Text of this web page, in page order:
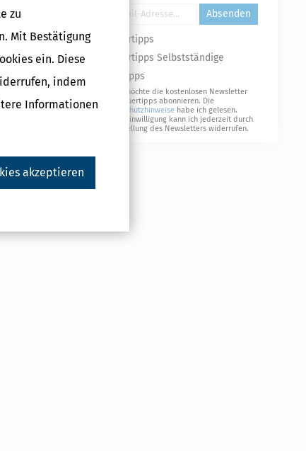
zu
Mit Bestätigung
ein. Diese
indem
Informationen
akzeptieren
Druckversion Absenden
Steuertipps
Steuertipps Selbstständige
Geldtipps
Ja, ich möchte die kostenlosen Newsletter
von Steuertipps abonnieren. Die
Datenschutzhinweise habe ich gelesen.
Meine Einwilligung kann ich jederzeit durch
Abbestellung des Newsletters widerrufen.